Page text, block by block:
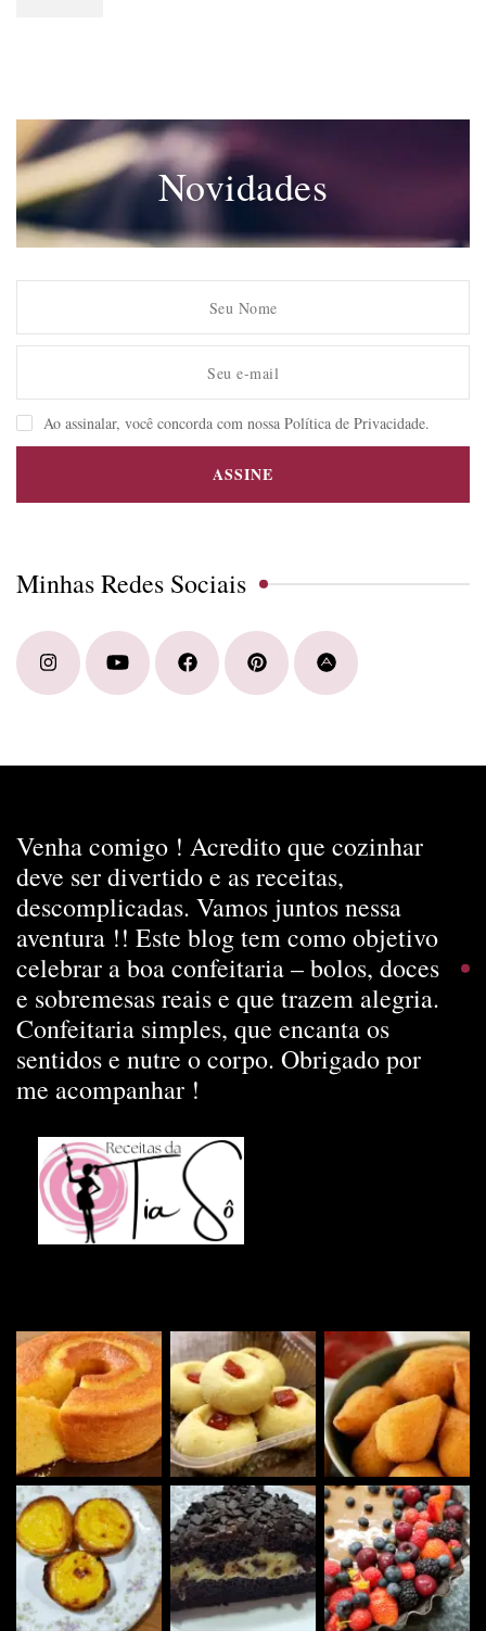
Novidades
Ao assinalar, você concorda com nossa Política de Privacidade.
Minhas Redes Sociais
Venha comigo ! Acredito que cozinhar
deve ser divertido e as receitas,
descomplicadas. Vamos juntos nessa
aventura !! Este blog tem como objetivo
celebrar a boa confeitaria – bolos, doces
e sobremesas reais e que trazem alegria.
Confeitaria simples, que encanta os
sentidos e nutre o corpo. Obrigado por
me acompanhar !